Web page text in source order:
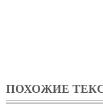
ПОХОЖИЕ